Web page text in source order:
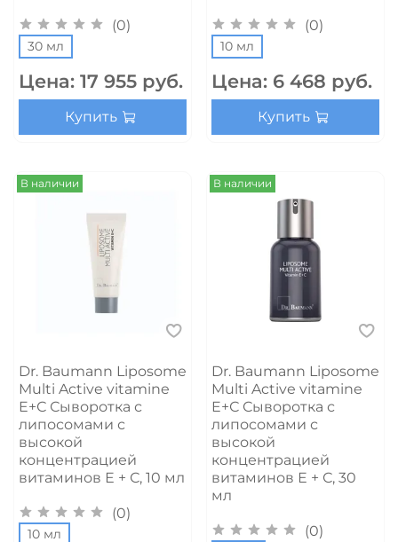
(0)
30 мл
Цена: 17 955 руб.
Купить
(0)
10 мл
Цена: 6 468 руб.
Купить
В наличии
Dr. Baumann Liposome
Multi Active vitamine
E+С Сыворотка с
липосомами с
высокой
концентрацией
витаминов Е + С, 10 мл
(0)
10 мл
В наличии
Dr. Baumann Liposome
Multi Active vitamine
E+С Сыворотка с
липосомами с
высокой
концентрацией
витаминов Е + С, 30
мл
(0)